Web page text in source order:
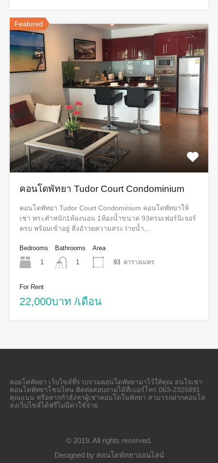
Featured
คอนโดพัทยา Tudor Court Condominium
คอนโดพัทยา Tudor Court Condominium คอนโดพัทยาให้
เช่า พระตำหนัก1ห้องนอน​ 1ห้องน้ำขนาด​ 93ตรมเฟอร์นิเจอร์
ครบ​ พร้อมเข้าอยู่ สิ่งอำวยความสระว่ายน้ำ,…
Bedrooms
1
Bathrooms
1
Area
93 ตารางเมตร
For Rent
22,000บาท /เดือน
คอยโดพัทยา เว็บไซส์ที่รวบรวมคอนโดพัทยามาไว้ให้คุณ สนใจเช่า
คอนโดพัทยาโซนไหน ติดต่อสอบถามได้ที่เบอร์โทร 063-2325891
คุณแนน หรือหากกำลังหาผู้เช่าคอนโดในพัทยา สามารถฝากคอนโด
ลงเว็บไซส์ได้ฟรีไม่มีค่าใช้จ่าย
© 2019. All rights reserved.
Designed by คอนโดพัทยาออนไลน์